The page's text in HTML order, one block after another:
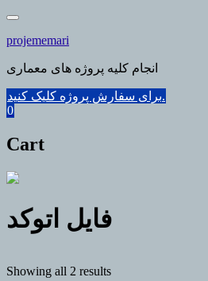
Skip
content
projememari
انجام کلیه پروژه های معماری
برای سفارش پروژه کلیک کنید.
0
Cart
فایل اتوکد
Showing all 2 results